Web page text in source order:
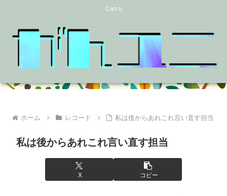
Can u
ホーム レコード 私は後からあれこれ言い直す担当
私は後からあれこれ言い直す担当
X コピー